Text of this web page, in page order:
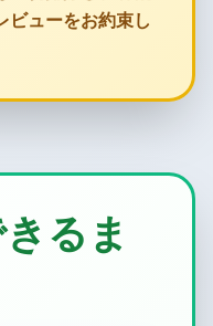
ビューをお約束し
るま